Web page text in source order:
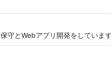
守とWebアプリ開発をしていま